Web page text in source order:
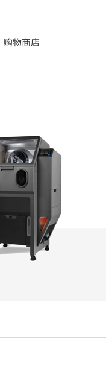
购物商店